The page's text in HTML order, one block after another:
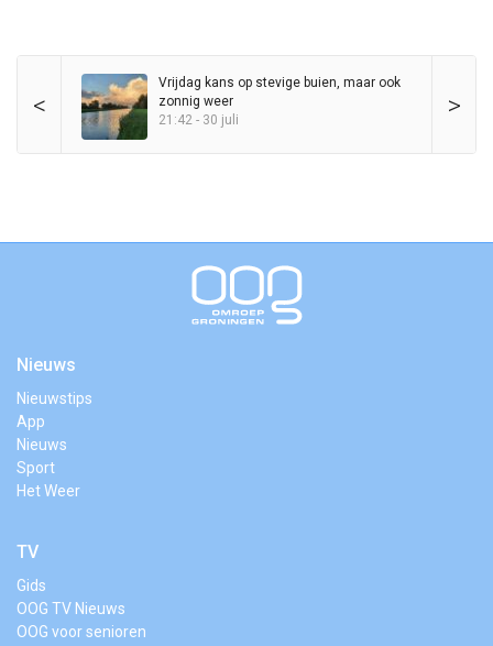
< >
Vrijdag kans op stevige buien, maar ook
zonnig weer
21:42 - 30 juli
Nieuws
Nieuwstips
App
Nieuws
Sport
Het Weer
TV
Gids
OOG TV Nieuws
OOG voor senioren